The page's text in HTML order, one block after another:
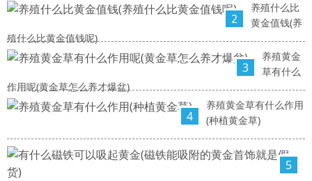
2
养殖什么比
黄金值钱(养
殖什么比黄金值钱呢)
3
养殖黄金
草有什么
作用呢(黄金草怎么养才爆盆)
4
养殖黄金草有什么作用
(种植黄金草)
5